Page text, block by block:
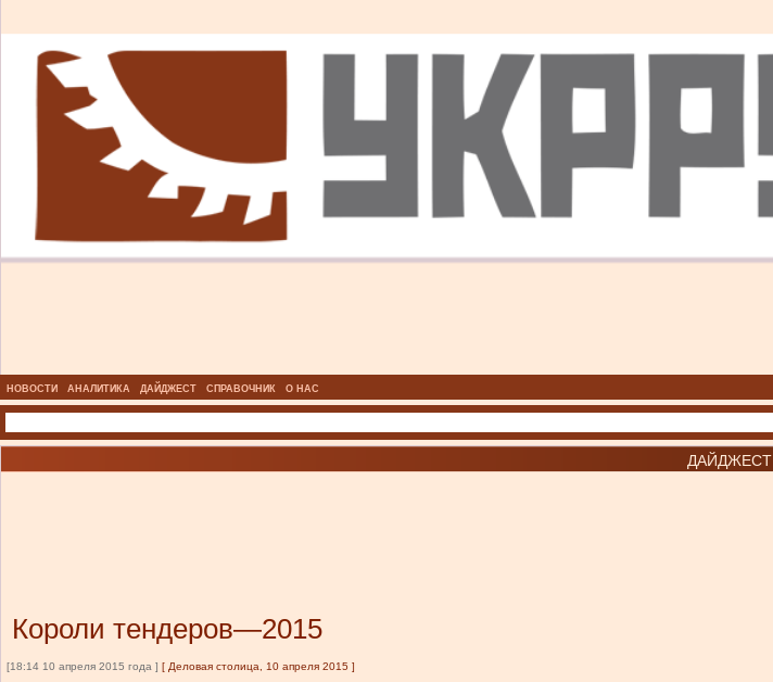
НОВОСТИ АНАЛИТИКА ДАЙДЖЕСТ СПРАВОЧНИК О НАС
ДАЙДЖЕСТ
Короли тендеров—2015
[18:14 10 апреля 2015 года ] [ Деловая столица, 10 апреля 2015 ]